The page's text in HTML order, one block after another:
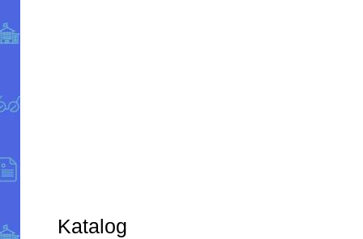
Katalog